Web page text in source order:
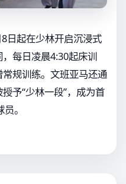
日起在少林开启沉浸式
每日凌晨4:30起床训
规训练。文班亚马还通
予“少林一段”，成为首
。